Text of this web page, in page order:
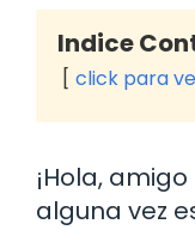
Indice
click para
¡Hola,
alguna vez